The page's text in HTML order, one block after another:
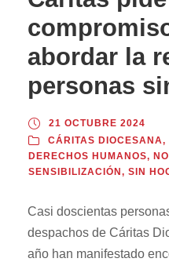
abordar la
personas
21 OCTUBRE 2024
CÁRITAS DIOCESANA,
DERECHOS HUMANOS,
SENSIBILIZACIÓN, SIN
Casi doscientas
despachos de Cáritas
año han manifestado